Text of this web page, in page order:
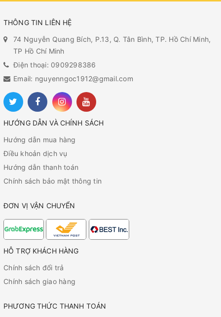
THÔNG TIN LIÊN HỆ
74 Nguyễn Quang Bích, P.13, Q. Tân Bình, TP. Hồ Chí Minh,
TP Hồ Chí Minh
Điện thoại: 0909298386
Email: nguyenngoc1912@gmail.com
HƯỚNG DẪN VÀ CHÍNH SÁCH
Hướng dẫn mua hàng
Điều khoản dịch vụ
Hướng dẫn thanh toán
Chính sách bảo mật thông tin
ĐƠN VỊ VẬN CHUYỂN
HỖ TRỢ KHÁCH HÀNG
Chính sách đổi trả
Chính sách giao hàng
PHƯƠNG THỨC THANH TOÁN